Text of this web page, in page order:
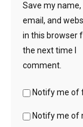
Save my name,
email, and
in this browser
the next time I
comment.
Notify me of
Notify me of